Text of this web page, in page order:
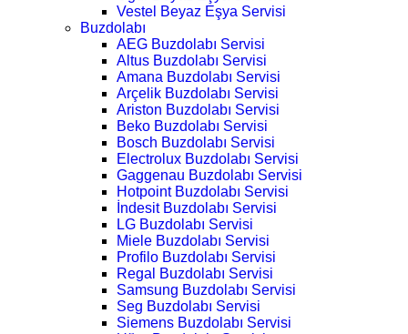
Vestel Beyaz Eşya Servisi
Buzdolabı
AEG Buzdolabı Servisi
Altus Buzdolabı Servisi
Amana Buzdolabı Servisi
Arçelik Buzdolabı Servisi
Ariston Buzdolabı Servisi
Beko Buzdolabı Servisi
Bosch Buzdolabı Servisi
Electrolux Buzdolabı Servisi
Gaggenau Buzdolabı Servisi
Hotpoint Buzdolabı Servisi
İndesit Buzdolabı Servisi
LG Buzdolabı Servisi
Miele Buzdolabı Servisi
Profilo Buzdolabı Servisi
Regal Buzdolabı Servisi
Samsung Buzdolabı Servisi
Seg Buzdolabı Servisi
Siemens Buzdolabı Servisi